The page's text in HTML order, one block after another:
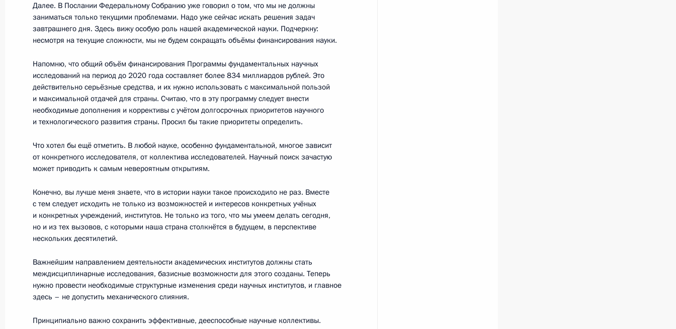
Утверждены новые составы Совета и президиума Совета по науке
и образованию
24 сентября 2015 года, 17:50
1 августа 2015 года, суббота
О приёме документов на соискание премии Президента
в области науки и инноваций для молодых учёных
1 августа 2015 года, 15:00
24 июня 2015 года, среда
Заседание Совета по науке и образованию
24 июня 2015 года, 14:55 Москва, Кремль
10 июня 2015 года, среда
Объявлены лауреаты Государственной премии Российской
Далее. В Послании Федеральному Собранию уже говорил о том, что мы не должны
заниматься только текущими проблемами. Надо уже сейчас искать решения задач
завтрашнего дня. Здесь вижу особую роль нашей академической науки. Подчеркну:
несмотря на текущие сложности, мы не будем сокращать объёмы финансирования науки.
Напомню, что общий объём финансирования Программы фундаментальных научных
исследований на период до 2020 года составляет более 834 миллиардов рублей. Это
действительно серьёзные средства, и их нужно использовать с максимальной пользой
и максимальной отдачей для страны. Считаю, что в эту программу следует внести
необходимые дополнения и коррективы с учётом долгосрочных приоритетов научного
и технологического развития страны. Просил бы такие приоритеты определить.
Что хотел бы ещё отметить. В любой науке, особенно фундаментальной, многое зависит
от конкретного исследователя, от коллектива исследователей. Научный поиск зачастую
может приводить к самым невероятным открытиям.
Конечно, вы лучше меня знаете, что в истории науки такое происходило не раз. Вместе
с тем следует исходить не только из возможностей и интересов конкретных учёных
и конкретных учреждений, институтов. Не только из того, что мы умеем делать сегодня,
но и из тех вызовов, с которыми наша страна столкнётся в будущем, в перспективе
нескольких десятилетий.
Важнейшим направлением деятельности академических институтов должны стать
междисциплинарные исследования, базисные возможности для этого созданы. Теперь
нужно провести необходимые структурные изменения среди научных институтов, и главное
здесь – не допустить механического слияния.
Принципиально важно сохранить эффективные, дееспособные научные коллективы.